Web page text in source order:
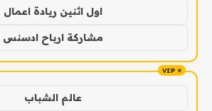
اول اثنين ريادة اعمال
مشاركة ارباح ادسنس
عالم الشباب